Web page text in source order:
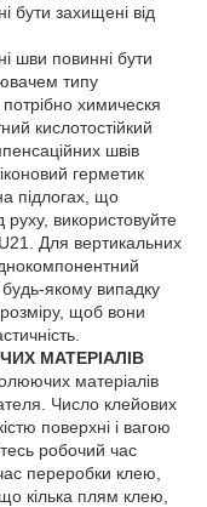
бути захищені від
шви повинні бути
типу
химическя
кислотостійкий
швів
герметик
підлогах, що
використовуйте
Для вертикальних
якому випадку
щоб вони
МАТЕРІАЛІВ
матеріалів
Число клейових
поверхні і вагою
робочий час
переробки клею,
кілька плям клею,